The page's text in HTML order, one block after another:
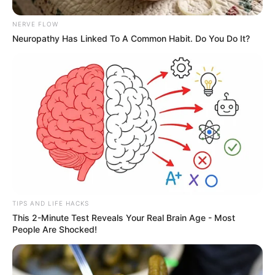
δραστών.
Το περιστατικό έχει προκαλέσει έντονη
ανησυχία στην περιοχή του Καράμπαμπα.
Περισσότερα νέα από την Εύβοια
NERVE FLOW
Neuropathy Has Linked To A Common Habit. Do You Do It?
TIPS AND LIFE HACKS
This 2-Minute Test Reveals Your Real Brain Age - Most
People Are Shocked!